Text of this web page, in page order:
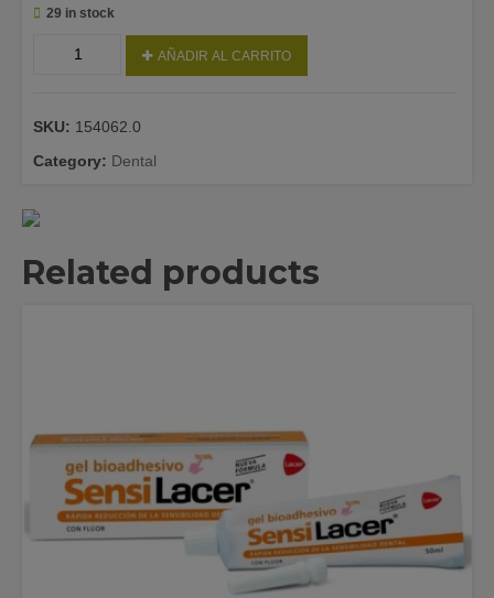
29 in stock
1
UNIDAD
AÑADIR AL CARRITO
SKU: 154062.0
Category: Dental
Related products